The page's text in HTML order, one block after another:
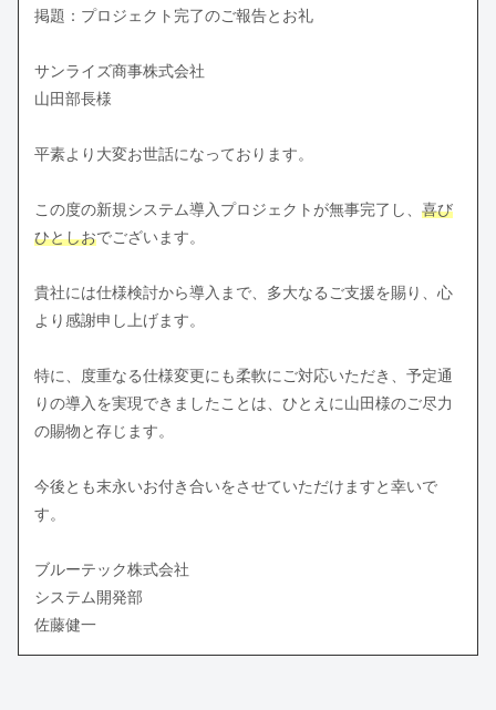
掲題：プロジェクト完了のご報告とお礼
サンライズ商事株式会社
山田部長様
平素より大変お世話になっております。
この度の新規システム導入プロジェクトが無事完了し、 喜び
ひとしおでございます。
貴社には仕様検討から導入まで、多大なるご支援を賜り、心
より感謝申し上げます。
特に、度重なる仕様変更にも柔軟にご対応いただき、予定通
りの導入を実現できましたことは、ひとえに山田様のご尽力
の賜物と存じます。
今後とも末永いお付き合いをさせていただけますと幸いで
す。
ブルーテック株式会社
システム開発部
佐藤健一